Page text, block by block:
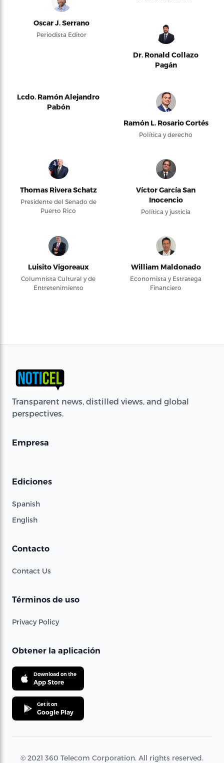
Oscar J. Serrano
Periodista Editor
Dr. Ronald Collazo
Pagán
Lcdo. Ramón Alejandro
Pabón
Ramón L. Rosario Cortés
Política y derecho
Thomas Rivera Schatz
Presidente del Senado de
Puerto Rico
Víctor García San
Inocencio
Política y justicia
Luisito Vigoreaux
Columnista Cultural y de
Entretenimiento
William Maldonado
Economista y Estratega
Financiero
Transparent news, distilled views, and global
perspectives.
Empresa
Ediciones
Spanish
English
Contacto
Contact Us
Términos de uso
Privacy Policy
Obtener la aplicación
Download on the
App Store
Get it on
Google Play
© 2021 360 Telecom Corporation. All rights reserved.